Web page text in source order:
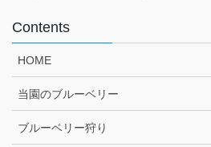
Contents
HOME
当園のブルーベリー
ブルーベリー狩り